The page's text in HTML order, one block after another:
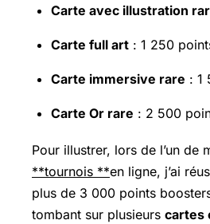
Carte avec illustration
Carte full art : 1 250
Carte immersive rare : 1
Carte Or rare : 2 500
Pour illustrer, lors de l’un de
**tournois **en ligne, j’ai
plus de 3 000 points
tombant sur plusieurs cartes